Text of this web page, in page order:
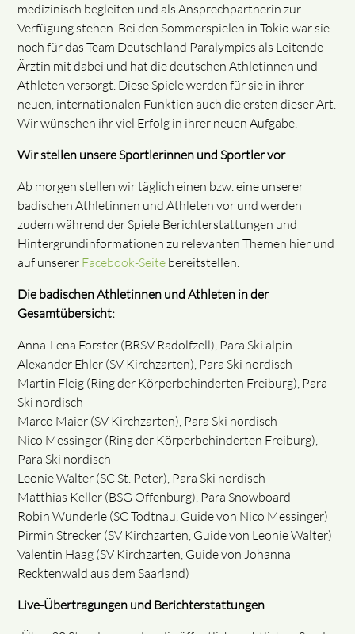
medizinisch begleiten und als Ansprechpartnerin zur
Verfügung stehen. Bei den Sommerspielen in Tokio war sie
noch für das Team Deutschland Paralympics als Leitende
Ärztin mit dabei und hat die deutschen Athletinnen und
Athleten versorgt. Diese Spiele werden für sie in ihrer
neuen, internationalen Funktion auch die ersten dieser Art.
Wir wünschen ihr viel Erfolg in ihrer neuen Aufgabe.
Wir stellen unsere Sportlerinnen und Sportler vor
Ab morgen stellen wir täglich einen bzw. eine unserer
badischen Athletinnen und Athleten vor und werden
zudem während der Spiele Berichterstattungen und
Hintergrundinformationen zu relevanten Themen hier und
auf unserer Facebook-Seite bereitstellen.
Die badischen Athletinnen und Athleten in der
Gesamtübersicht:
Anna-Lena Forster (BRSV Radolfzell), Para Ski alpin
Alexander Ehler (SV Kirchzarten), Para Ski nordisch
Martin Fleig (Ring der Körperbehinderten Freiburg), Para
Ski nordisch
Marco Maier (SV Kirchzarten), Para Ski nordisch
Nico Messinger (Ring der Körperbehinderten Freiburg),
Para Ski nordisch
Leonie Walter (SC St. Peter), Para Ski nordisch
Matthias Keller (BSG Offenburg), Para Snowboard
Robin Wunderle (SC Todtnau, Guide von Nico Messinger)
Pirmin Strecker (SV Kirchzarten, Guide von Leonie Walter)
Valentin Haag (SV Kirchzarten, Guide von Johanna
Recktenwald aus dem Saarland)
Live-Übertragungen und Berichterstattungen